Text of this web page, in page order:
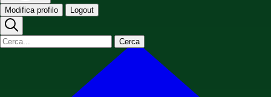
Modifica profilo Logout
Cerca